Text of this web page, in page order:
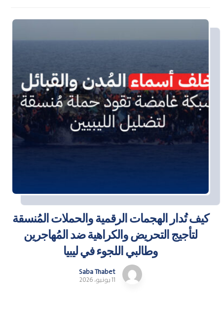
كيف تُدار الهجمات الرقمية والحملات المُنسقة
لتأجيج التحريض والكراهية ضد المُهاجرين
وطالبي اللجوء في ليبيا
Saba Thabet
11 يونيو، 2026